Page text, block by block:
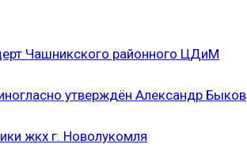
Чашникского районного ЦДиМ
утверждён Александр Быков
жкх г. Новолукомля